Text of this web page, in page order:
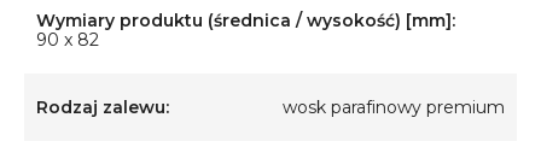
Wymiary produktu (średnica / wysokość) [mm]:
90 x 82
Rodzaj zalewu: wosk parafinowy premium